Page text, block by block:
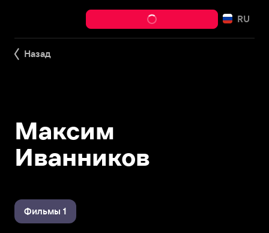
RU
Назад
Максим
Иванников
Фильмы 1